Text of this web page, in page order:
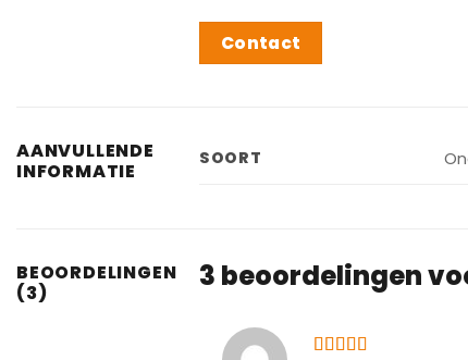
Contact
AANVULLENDE
INFORMATIE
SOORT
BEOORDELINGEN
(3)
3 beoordelingen